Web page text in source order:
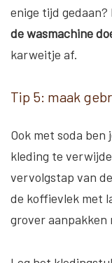
enige tijd
de wasmachine
karweitje af.
Tip 5: maak
Ook met soda
kleding te
vervolgstap van
de koffievlek met
grover aanpakken